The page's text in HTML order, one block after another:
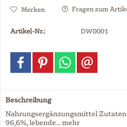
Merken Fragen zum
Artikel-Nr.: DW0001
Beschreibung
Nahrungsergänzungsmittel
96,6%, lebende...mehr